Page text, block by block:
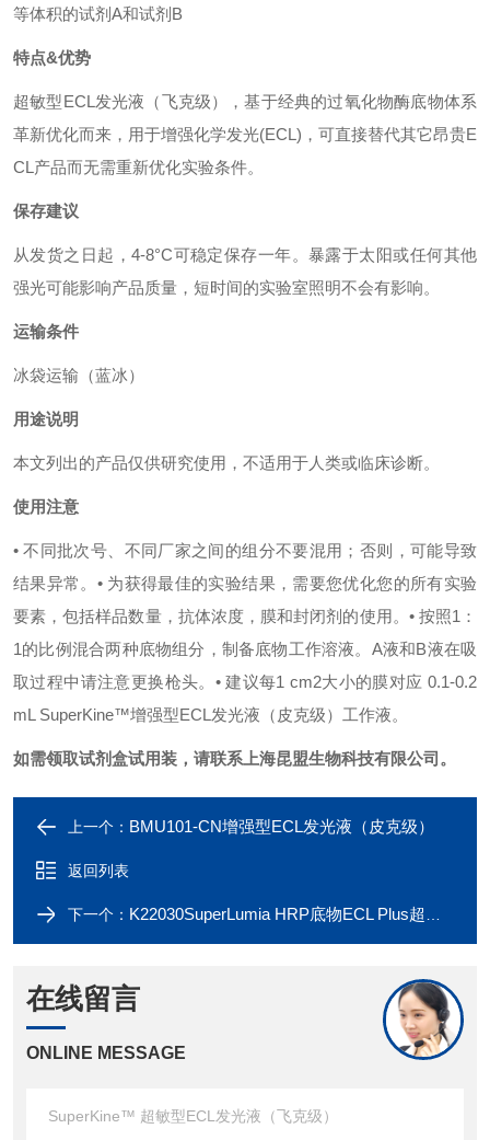
等体积的试剂A和试剂B
特点&优势
超敏型ECL发光液（飞克级），基于经典的过氧化物酶底物体系
革新优化而来，用于增强化学发光(ECL)，可直接替代其它昂贵E
CL产品而无需重新优化实验条件。
保存建议
从发货之日起，4-8°C可稳定保存一年。暴露于太阳或任何其他
强光可能影响产品质量，短时间的实验室照明不会有影响。
运输条件
冰袋运输（蓝冰）
用途说明
本文列出的产品仅供研究使用，不适用于人类或临床诊断。
使用注意
• 不同批次号、不同厂家之间的组分不要混用；否则，可能导致
结果异常。 • 为获得最佳的实验结果，需要您优化您的所有实验
要素，包括样品数量，抗体浓度，膜和封闭剂的使用。 • 按照1：
1的比例混合两种底物组分，制备底物工作溶液。A液和B液在吸
取过程中请注意更换枪头。 • 建议每1 cm2大小的膜对应 0.1-0.2
mL SuperKine™增强型ECL发光液（皮克级）工作液。
如需领取试剂盒试用装，请联系上海昆盟生物科技有限公司。
上一个： BMU101-CN增强型ECL发光液（皮克级）
返回列表
下一个： K22030SuperLumia HRP底物ECL Plus超敏试剂盒
在线留言
ONLINE MESSAGE